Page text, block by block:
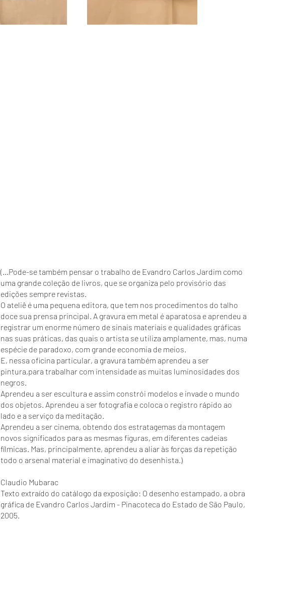
(...Pode-se também pensar o trabalho de Evandro Carlos Jardim como
uma grande coleção de livros, que se organiza pelo provisório das
edições sempre revistas.
O ateliê é uma pequena editora, que tem nos procedimentos do talho
doce sua prensa principal. A gravura em metal é aparatosa e aprendeu a
registrar um enorme número de sinais materiais e qualidades gráficas
nas suas práticas, das quais o artista se utiliza amplamente, mas, numa
espécie de paradoxo, com grande economia de meios.
E, nessa oficina particular, a gravura também aprendeu a ser
pintura,para trabalhar com intensidade as muitas luminosidades dos
negros.
Aprendeu a ser escultura e assim constrói modelos e invade o mundo
dos objetos. Aprendeu a ser fotografia e coloca o registro rápido ao
lado e a serviço da meditação.
Aprendeu a ser cinema, obtendo dos estratagemas da montagem
novos significados para as mesmas figuras, em diferentes cadeias
fílmicas. Mas, principalmente, aprendeu a aliar às forças da repetição
todo o arsenal material e imaginativo do desenhista.)
Claudio Mubarac
Texto extraído do catálogo da exposição: O desenho estampado, a obra
gráfica de Evandro Carlos Jardim - Pinacoteca do Estado de São Paulo,
2005.